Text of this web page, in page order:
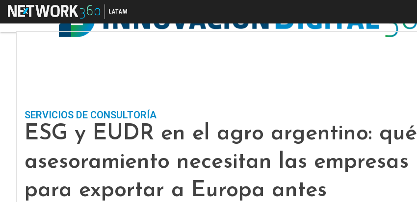
Menú
SERVICIOS DE CONSULTORÍA
ESG y EUDR en el agro argentino: qué
asesoramiento necesitan las empresas
para exportar a Europa antes